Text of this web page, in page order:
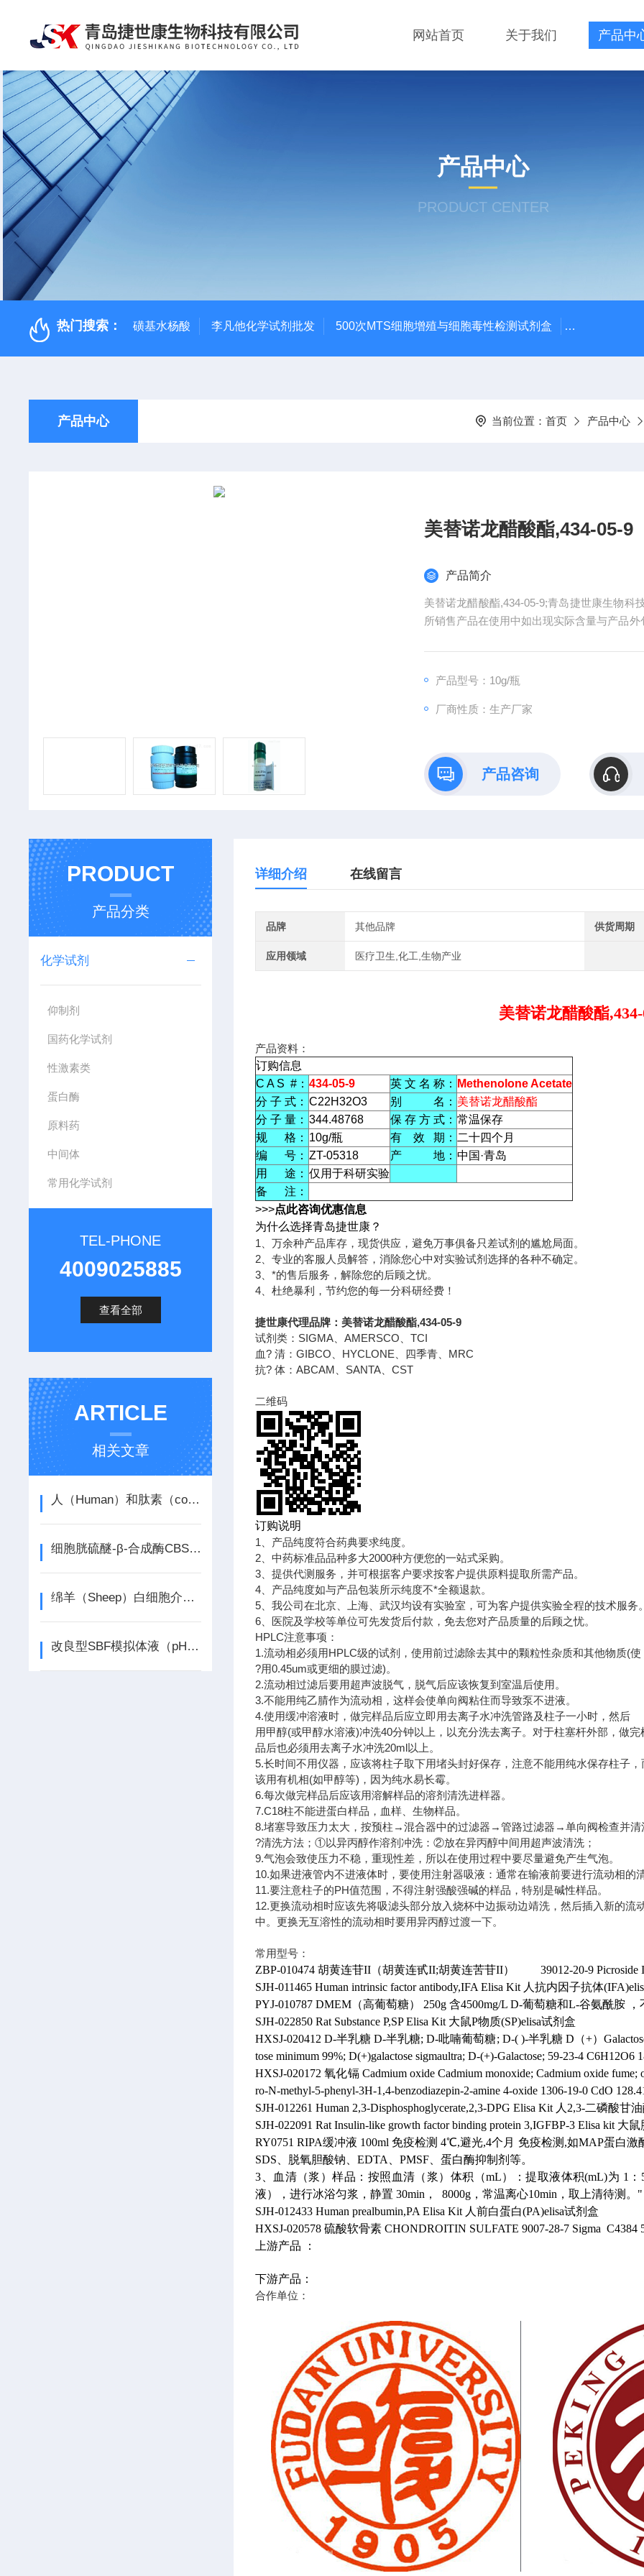
网站首页 关于我们 产品中
产品中心
PRODUCT CENTER
热门搜索： 磺基水杨酸 李凡他化学试剂批发 500次MTS细胞增殖与细胞毒性检测试剂盒 48t/96t国产
产品中心 当前位置： 首页 产品中心
美替诺龙醋酸酯,434-05-9
产品简介
美替诺龙醋酸酯,434-05-9;青岛捷世康生物
所销售产品在使用中如出现实际含量与产品
产品型号：10g/瓶
厂商性质：生产厂家
产品咨询
详细介绍 在线留言
品牌 其他品牌 供货周期
应用领域 医疗卫生,化工,生物产业
美替诺龙醋酸酯
产品资料：
订购信息
C A S #： 434-05-9 英 文 名 称：
Methenolone Acetate
分 子 式： C22H32O3 别 名： 美替诺龙醋酸酯
分 子 量： 344.48768 保 存 方 式： 常温保存
规 格： 10g/瓶 有 效 期： 二十四个月
编 号： ZT-05318 产 地： 中国·青岛
用 途： 仅用于科研实验
备 注：
>>>点此咨询优惠信息
为什么选择青岛捷世康？
1、万余种产品库存，现货供应，避免万事俱备只差试剂的尴尬局面。
2、专业的客服人员解答，消除您心中对实验试剂选择的各种不确定。
3、*的售后服务，解除您的后顾之忧。
4、杜绝暴利，节约您的每一分科研经费！
捷世康代理品牌：美替诺龙醋酸酯,434-05-9
试剂类：SIGMA、AMERSCO、TCI
血? 清：GIBCO、HYCLONE、四季青、MRC
抗? 体：ABCAM、SANTA、CST
二维码
订购说明
1、产品纯度符合药典要求纯度。
2、中药标准品品种多大2000种方便您的一站式采购。
3、提供代测服务，并可根据客户要求按客户提供原料提取所需产品。
4、产品纯度如与产品包装所示纯度不*全额退款。
5、我公司在北京、上海、武汉均设有实验室，可为客户提供实验全程的技术服务
6、医院及学校等单位可先发货后付款，免去您对产品质量的后顾之忧。
HPLC注意事项：
1.流动相必须用HPLC级的试剂，使用前过滤除去其中的颗粒性杂质和其他物质(使
?用0.45um或更细的膜过滤)。
2.流动相过滤后要用超声波脱气，脱气后应该恢复到室温后使用。
3.不能用纯乙腈作为流动相，这样会使单向阀粘住而导致泵不进液。
4.使用缓冲溶液时，做完样品后应立即用去离子水冲洗管路及柱子一小时，然后
用甲醇(或甲醇水溶液)冲洗40分钟以上，以充分洗去离子。对于柱塞杆外部，做完
品后也必须用去离子水冲洗20ml以上。
5.长时间不用仪器，应该将柱子取下用堵头封好保存，注意不能用纯水保存柱子，
该用有机相(如甲醇等)，因为纯水易长霉。
6.每次做完样品后应该用溶解样品的溶剂清洗进样器。
7.C18柱不能进蛋白样品，血样、生物样品。
8.堵塞导致压力太大，按预柱→混合器中的过滤器→管路过滤器→单向阀检查并清
?清洗方法；①以异丙醇作溶剂冲洗：②放在异丙醇中间用超声波清洗；
9.气泡会致使压力不稳，重现性差，所以在使用过程中要尽量避免产生气泡。
10.如果进液管内不进液体时，要使用注射器吸液：通常在输液前要进行流动相的
11.要注意柱子的PH值范围，不得注射强酸强碱的样品，特别是碱性样品。
12.更换流动相时应该先将吸滤头部分放入烧杯中边振动边靖洗，然后插入新的流
中。更换无互溶性的流动相时要用异丙醇过渡一下。
常用型号：
ZBP-010474 胡黄连苷II（胡黄连甙II;胡黄连苦苷II）39012-20-9 Picroside
SJH-011465 Human intrinsic factor antibody,IFA Elisa Kit 人抗内因子抗体
PYJ-010787 DMEM（高葡萄糖） 250g含4500mg/L D-葡萄糖和L-谷氨酰胺
SJH-022850 Rat Substance P,SP Elisa Kit 大鼠P物质(SP)elisa试剂盒
HXSJ-020412 D-半乳糖 D-半乳糖; D-吡喃葡萄糖; D-( )-半乳糖 D（+）
tose minimum 99%; D(+)galactose sigmaultra; D-(+)-Galactose; 59-23-4 C6H12O6
HXSJ-020172 氧化镉 Cadmium oxide Cadmium monoxide; Cadmium oxide
ro-N-methyl-5-phenyl-3H-1,4-benzodiazepin-2-amine 4-oxide 1306-19-0 CdO
SJH-012261 Human 2,3-Disphosphoglycerate,2,3-DPG Elisa Kit 人2,3-二磷酸甘
SJH-022091 Rat Insulin-like growth factor binding protein 3,IGFBP-3 Elisa kit 大鼠
RY0751 RIPA缓冲液 100ml 免疫检测 4℃,避光,4个月 免疫检测,如MAP蛋白激
SDS、脱氧胆酸钠、EDTA、PMSF、蛋白酶抑制剂等。
3、血清（浆）样品：按照血清（浆）体积（mL）：提取液体积(mL)为 1
液），进行冰浴匀浆，静置 30min， 8000g，常温离心10min，取上清待测。"
SJH-012433 Human prealbumin,PA Elisa Kit 人前白蛋白(PA)elisa试剂盒
HXSJ-020578 硫酸软骨素 CHONDROITIN SULFATE9007-28-7 Sigma C4384
上游产品 ：
下游产品：
合作单位：
PRODUCT
产品分类
化学试剂
仰制剂
国药化学试剂
性激素类
蛋白酶
原料药
中间体
常用化学试剂
TEL-PHONE
4009025885
查看全部
ARTICLE
相关文章
人（Human）和肽素（copeptin）ELISA检测试剂盒
细胞胱硫醚-β-合成酶CBS活性酶连续循环光度法定量检测试剂盒产品说明书
绵羊（Sheep）白细胞介素8（IL-8）ELISA检测试剂盒
改良型SBF模拟体液（pH7.4~7.5）